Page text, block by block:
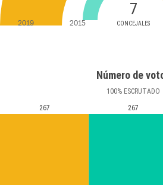
7
CONCEJALES
2019 2015
Número de
100% ESCRUTADO
267 267